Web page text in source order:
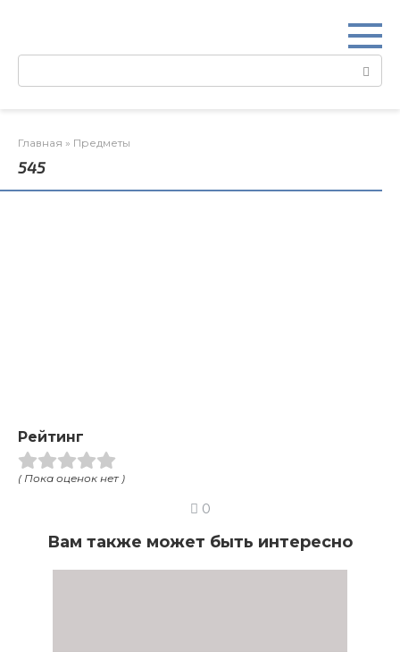
Поиск:
Главная » Предметы
545
Рейтинг
( Пока оценок нет )
0
Вам также может быть интересно